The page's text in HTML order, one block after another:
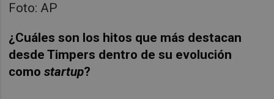
Foto: AP
¿Cuáles son los hitos que más destacan
desde Timpers dentro de su evolución
comostartup?